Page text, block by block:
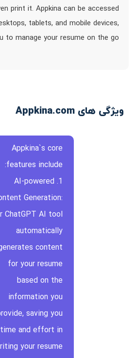
print it. Appkina can be accessed
tablets, and mobile devices,
to manage your resume on the go
ویژگی های Appkina.com
Appkina`s core
features include:
1. AI-powered
Generation:
ChatGPT AI tool
automatically
content
for your resume
based on the
information you
saving you
time and effort in
your resume